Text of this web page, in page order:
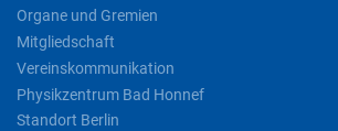
Organe und Gremien
Mitgliedschaft
Vereinskommunikation
Physikzentrum Bad Honnef
Standort Berlin